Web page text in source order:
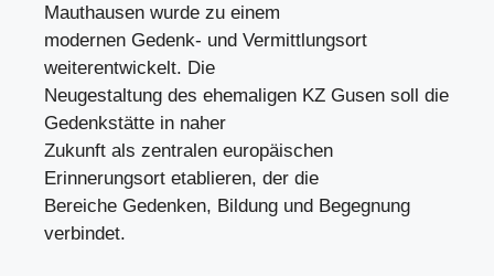
Mauthausen wurde zu einem
modernen Gedenk- und Vermittlungsort
weiterentwickelt. Die
Neugestaltung des ehemaligen KZ Gusen soll die
Gedenkstätte in naher
Zukunft als zentralen europäischen
Erinnerungsort etablieren, der die
Bereiche Gedenken, Bildung und Begegnung
verbindet.